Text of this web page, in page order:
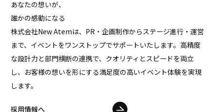
あなたの想いが、
誰かの感動になる
株式会社New Atemは、PR・企画制作からステージ進行・運営
まで、イベントをワンストップでサポートいたします。高精度
な設計力と部門横断の連携で、クオリティとスピードを両立
し、お客様の想いを形にする満足度の高いイベント体験を実現
します。
採用情報へ